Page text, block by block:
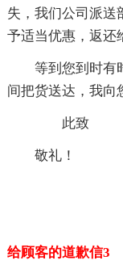
失，我们公司派送
予适当优惠，返还
等到您到时有
间把货送达，我向
此致
敬礼！
给顾客的道歉信3